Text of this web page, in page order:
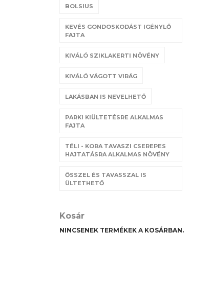
BOLSIUS
KEVÉS GONDOSKODÁST IGÉNYLŐ
FAJTA
KIVÁLÓ SZIKLAKERTI NÖVÉNY
KIVÁLÓ VÁGOTT VIRÁG
LAKÁSBAN IS NEVELHETŐ
PARKI KIÜLTETÉSRE ALKALMAS
FAJTA
TÉLI - KORA TAVASZI CSEREPES
HAJTATÁSRA ALKALMAS NÖVÉNY
ŐSSZEL ÉS TAVASSZAL IS
ÜLTETHETŐ
Kosár
NINCSENEK TERMÉKEK A KOSÁRBAN.